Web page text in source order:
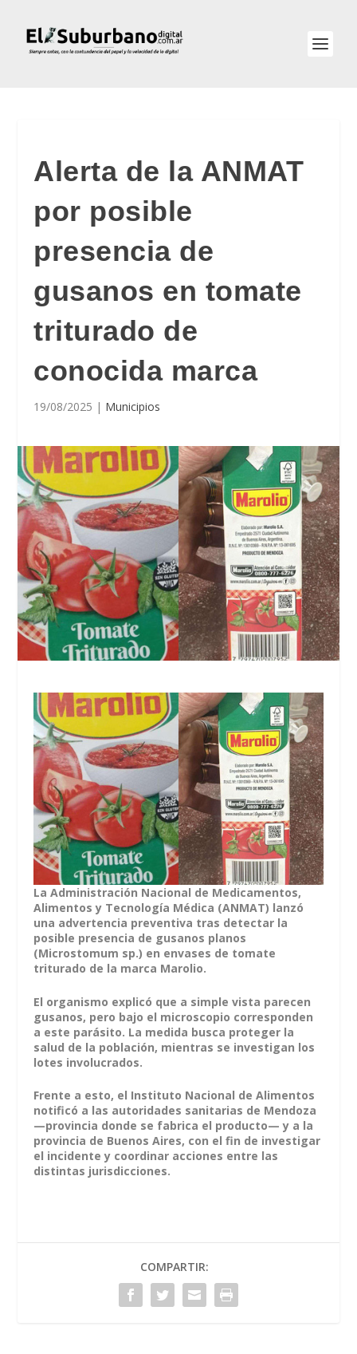
Alerta de la ANMAT
por posible
presencia de
gusanos en tomate
triturado de
conocida marca
19/08/2025 | Municipios
La Administración Nacional de Medicamentos,
Alimentos y Tecnología Médica (ANMAT) lanzó
una advertencia preventiva tras detectar la
posible presencia de gusanos planos
(Microstomum sp.) en envases de tomate
triturado de la marca Marolio.
El organismo explicó que a simple vista parecen
gusanos, pero bajo el microscopio corresponden
a este parásito. La medida busca proteger la
salud de la población, mientras se investigan los
lotes involucrados.
Frente a esto, el Instituto Nacional de Alimentos
notificó a las autoridades sanitarias de Mendoza
—provincia donde se fabrica el producto— y a la
provincia de Buenos Aires, con el fin de investigar
el incidente y coordinar acciones entre las
distintas jurisdicciones.
COMPARTIR: